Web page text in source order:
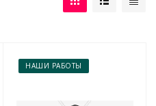
НАШИ РАБОТЫ